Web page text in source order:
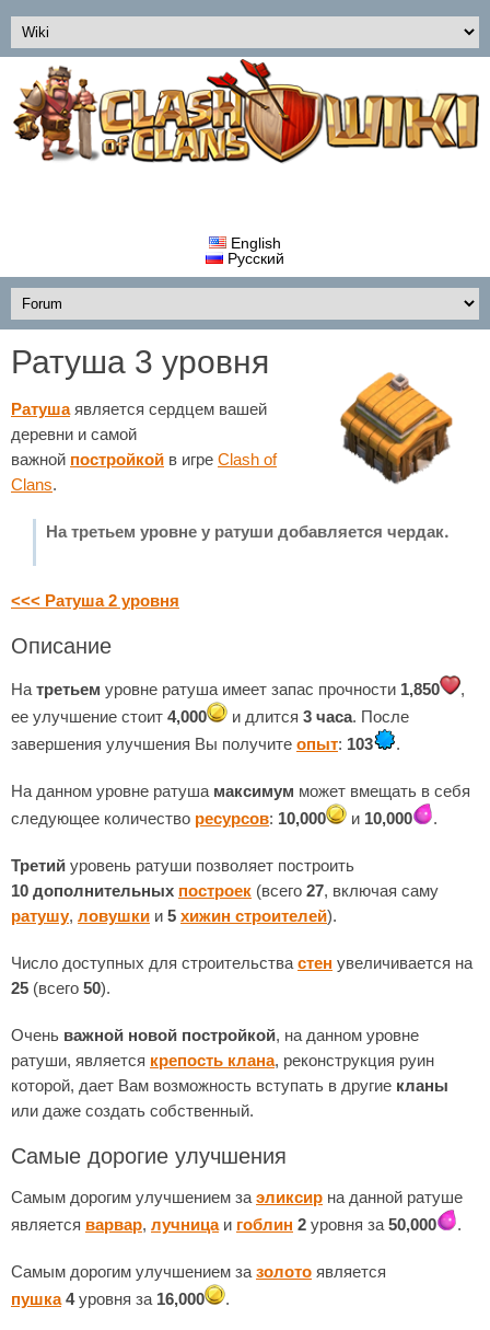
English
Русский
Ратуша 3 уровня
Ратуша является сердцем вашей
деревни и самой
важной постройкой в игре Clash of
Clans.
На третьем уровне у ратуши добавляется чердак.
<<< Ратуша 2 уровня
Описание
На третьем уровне ратуша имеет запас прочности 1,850
,
ее улучшение стоит 4,000 и длится 3 часа. После
завершения улучшения Вы получите опыт: 103 .
На данном уровне ратуша максимум может вмещать в себя
следующее количество ресурсов: 10,000 и 10,000 .
Третий уровень ратуши позволяет построить
10 дополнительных построек (всего 27, включая саму
ратушу, ловушки и 5 хижин строителей).
Число доступных для строительства стен увеличивается на
25 (всего 50).
Очень важной новой постройкой, на данном уровне
ратуши, является крепость клана, реконструкция руин
которой, дает Вам возможность вступать в другие кланы
или даже создать собственный.
Самые дорогие улучшения
Самым дорогим улучшением за эликсир на данной ратуше
является варвар, лучницаи гоблин 2 уровня за 50,000 .
Самым дорогим улучшением за золото является
пушка4уровня за 16,000 .